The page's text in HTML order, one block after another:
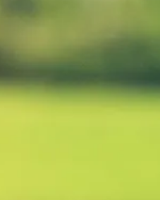
51140 Prouilly
/
/ 0658410324